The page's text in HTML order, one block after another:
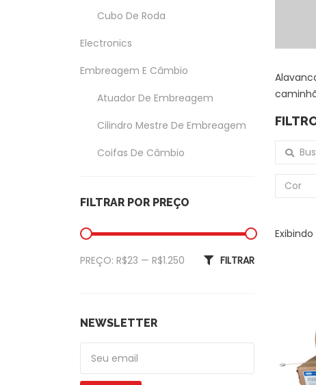
Buscar
Cor
Exibindo
Cubo De Roda
Electronics
Embreagem E Câmbio
Atuador De Embreagem
Cilindro Mestre De Embreagem
Coifas De Câmbio
Garfo Da Embreagem
Exterior
Amortecedor Tampa Traseira
De Piscas
Emblemas
Faróis Dianteiros
FILTRAR POR PREÇO
Preço mínimo
Preço máximo FILTRAR
PREÇO: R$23 — R$1.250
NEWSLETTER